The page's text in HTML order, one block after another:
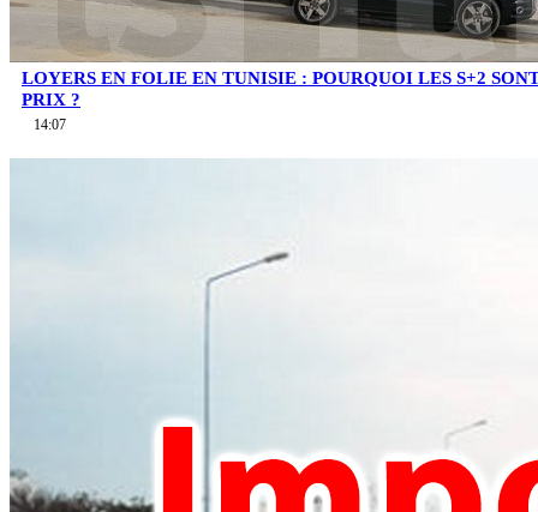
LOYERS EN FOLIE EN TUNISIE : POURQUOI LES S+2
PRIX ?
14:07